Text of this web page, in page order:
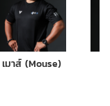
เมาส์ (Mouse)